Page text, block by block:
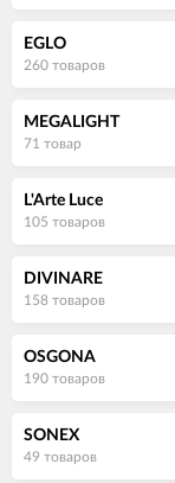
EGLO
260 товаров
MEGALIGHT
71 товар
L'Arte Luce
105 товаров
DIVINARE
158 товаров
OSGONA
190 товаров
SONEX
49 товаров